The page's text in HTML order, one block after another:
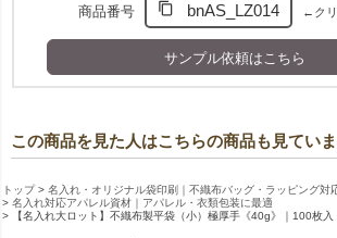
商品番号 bnAS_LZ014 ←ク
サンプル依頼はこちら
この商品を見た人はこちらの商品も見てい
トップ
名入れ・オリジナル袋印刷｜不織布バッグ・ラッピング対
名入れ対応アパレル資材｜アパレル・衣類包装に最適
【名入れ大ロット】不織布製平袋（小）極厚手《40g》｜100枚入